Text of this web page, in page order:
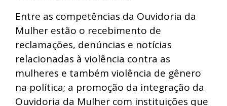
Entre as competências da Ouvidoria da
Mulher estão o recebimento de
reclamações, denúncias e notícias
relacionadas à violência contra as
mulheres e também violência de gênero
na política; a promoção da integração da
Ouvidoria da Mulher com instituições que